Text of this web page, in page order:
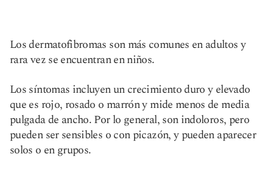
Los dermatofibromas son más comunes en adultos y
rara vez se encuentran en niños.
Los síntomas incluyen un crecimiento duro y elevado
que es rojo, rosado o marrón y mide menos de media
pulgada de ancho. Por lo general, son indoloros, pero
pueden ser sensibles o con picazón, y pueden aparecer
solos o en grupos.